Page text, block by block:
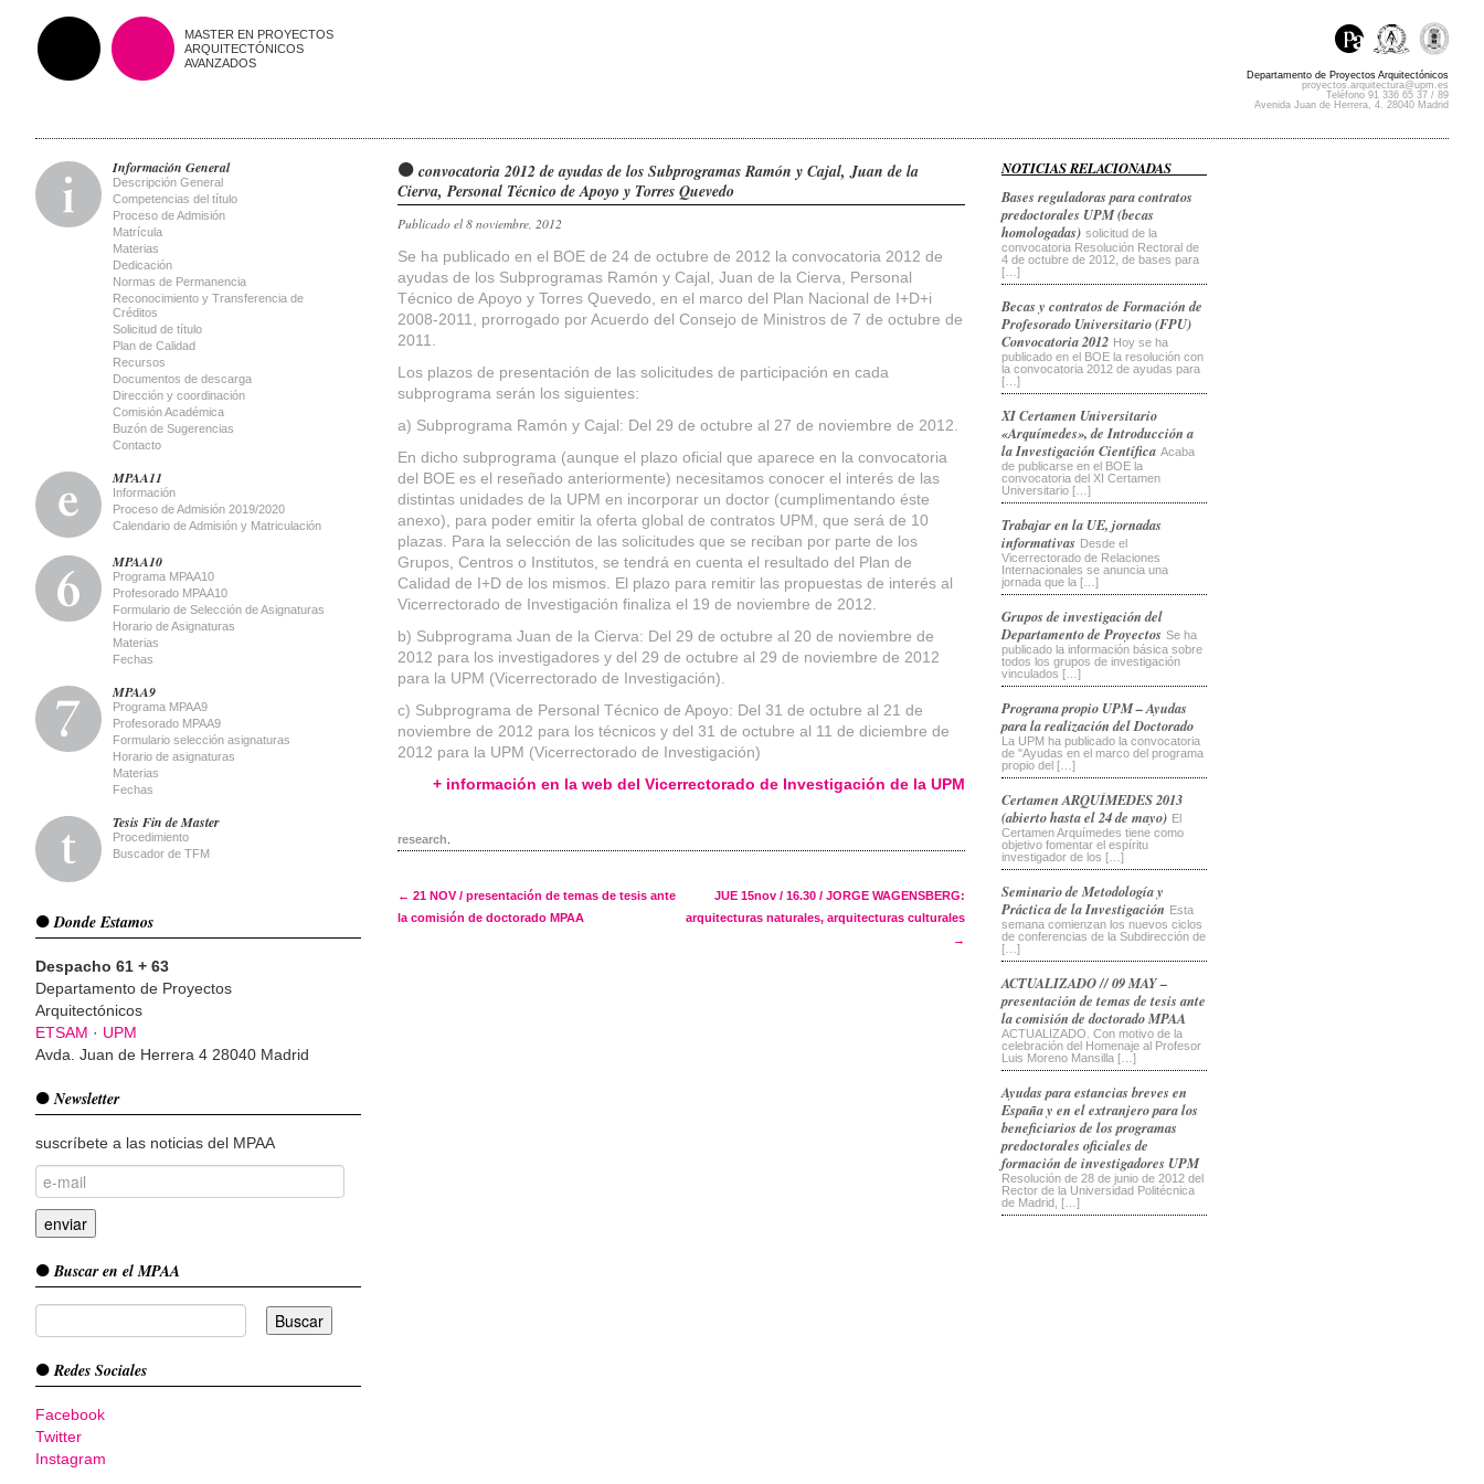
MASTER EN PROYECTOS
ARQUITECTÓNICOS
AVANZADOS
Departamento de Proyectos Arquitectónicos
proyectos.arquitectura@upm.es
Teléfono 91 336 65 37 / 89
Avenida Juan de Herrera, 4. 28040 Madrid
Información General
Descripción General
Competencias del título
Proceso de Admisión
Matrícula
Materias
Dedicación
Normas de Permanencia
Reconocimiento y Transferencia de
Créditos
Solicitud de título
Plan de Calidad
Recursos
Documentos de descarga
Dirección y coordinación
Comisión Académica
Buzón de Sugerencias
Contacto
MPAA11
Información
Proceso de Admisión 2019/2020
Calendario de Admisión y Matriculación
MPAA10
Programa MPAA10
Profesorado MPAA10
Formulario de Selección de Asignaturas
Horario de Asignaturas
Materias
Fechas
MPAA9
Programa MPAA9
Profesorado MPAA9
Formulario selección asignaturas
Horario de asignaturas
Materias
Fechas
Tesis Fin de Master
Procedimiento
Buscador de TFM
Donde Estamos
Despacho 61 + 63
Departamento de Proyectos
Arquitectónicos
ETSAM · UPM
Avda. Juan de Herrera 4 28040 Madrid
Newsletter
suscríbete a las noticias del MPAA
Buscar en el MPAA
Redes Sociales
Facebook
Twitter
Instagram
convocatoria 2012 de ayudas de los Subprogramas Ramón y Cajal, Juan de la
Cierva, Personal Técnico de Apoyo y Torres Quevedo
Publicado el 8 noviembre, 2012
Se ha publicado en el BOE de 24 de octubre de 2012 la convocatoria 2012 de
ayudas de los Subprogramas Ramón y Cajal, Juan de la Cierva, Personal
Técnico de Apoyo y Torres Quevedo, en el marco del Plan Nacional de I+D+i
2008-2011, prorrogado por Acuerdo del Consejo de Ministros de 7 de octubre de
2011.
Los plazos de presentación de las solicitudes de participación en cada
subprograma serán los siguientes:
a) Subprograma Ramón y Cajal: Del 29 de octubre al 27 de noviembre de 2012.
En dicho subprograma (aunque el plazo oficial que aparece en la convocatoria
del BOE es el reseñado anteriormente) necesitamos conocer el interés de las
distintas unidades de la UPM en incorporar un doctor (cumplimentando éste
anexo), para poder emitir la oferta global de contratos UPM, que será de 10
plazas. Para la selección de las solicitudes que se reciban por parte de los
Grupos, Centros o Institutos, se tendrá en cuenta el resultado del Plan de
Calidad de I+D de los mismos. El plazo para remitir las propuestas de interés al
Vicerrectorado de Investigación finaliza el 19 de noviembre de 2012.
b) Subprograma Juan de la Cierva: Del 29 de octubre al 20 de noviembre de
2012 para los investigadores y del 29 de octubre al 29 de noviembre de 2012
para la UPM (Vicerrectorado de Investigación).
c) Subprograma de Personal Técnico de Apoyo: Del 31 de octubre al 21 de
noviembre de 2012 para los técnicos y del 31 de octubre al 11 de diciembre de
2012 para la UPM (Vicerrectorado de Investigación)
+ información en la web del Vicerrectorado de Investigación de la UPM
research
Post navigation
← 21 NOV / presentación de temas de tesis ante
la comisión de doctorado MPAA
JUE 15nov / 16.30 / JORGE WAGENSBERG:
arquitecturas naturales, arquitecturas culturales
→
NOTICIAS RELACIONADAS
Bases reguladoras para contratos
predoctorales UPM (becas
homologadas) solicitud de la
convocatoria Resolución Rectoral de
4 de octubre de 2012, de bases para
[…]
Becas y contratos de Formación de
Profesorado Universitario (FPU)
Convocatoria 2012 Hoy se ha
publicado en el BOE la resolución con
la convocatoria 2012 de ayudas para
[…]
XI Certamen Universitario
«Arquímedes», de Introducción a
la Investigación Científica Acaba
de publicarse en el BOE la
convocatoria del XI Certamen
Universitario […]
Trabajar en la UE, jornadas
informativas Desde el
Vicerrectorado de Relaciones
Internacionales se anuncia una
jornada que la […]
Grupos de investigación del
Departamento de Proyectos Se ha
publicado la información básica sobre
todos los grupos de investigación
vinculados […]
Programa propio UPM – Ayudas
para la realización del Doctorado
La UPM ha publicado la convocatoria
de "Ayudas en el marco del programa
propio del […]
Certamen ARQUÍMEDES 2013
(abierto hasta el 24 de mayo) El
Certamen Arquímedes tiene como
objetivo fomentar el espíritu
investigador de los […]
Seminario de Metodología y
Práctica de la Investigación Esta
semana comienzan los nuevos ciclos
de conferencias de la Subdirección de
[…]
ACTUALIZADO // 09 MAY –
presentación de temas de tesis ante
la comisión de doctorado MPAA
ACTUALIZADO. Con motivo de la
celebración del Homenaje al Profesor
Luis Moreno Mansilla […]
Ayudas para estancias breves en
España y en el extranjero para los
beneficiarios de los programas
predoctorales oficiales de
formación de investigadores UPM
Resolución de 28 de junio de 2012 del
Rector de la Universidad Politécnica
de Madrid, […]